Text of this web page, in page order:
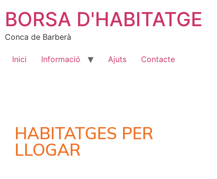
BORSA D'HABITATGE
Conca de Barberà
Inici Informació Ajuts Contacte
HABITATGES PER
LLOGAR